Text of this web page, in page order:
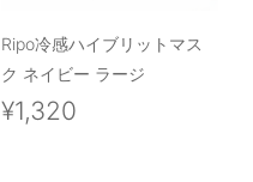
Ripo冷感ハイブリットマス
ク ネイビー ラージ
¥1,320